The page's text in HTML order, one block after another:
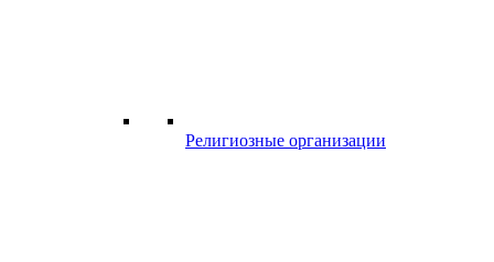
Религиозные организации